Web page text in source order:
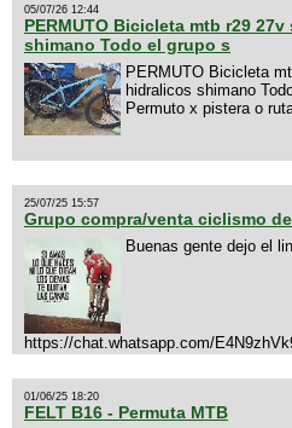
05/07/26 12:44
PERMUTO Bicicleta mtb r29
shimano Todo el grupo s
PERMUTO Bicicleta
hidralicos shimano
Permuto x pistera o
25/07/25 15:57
Grupo compra/venta ciclismo
Buenas gente dejo el
https://chat.whatsapp.com/
01/06/25 18:20
FELT B16 - Permuta MTB